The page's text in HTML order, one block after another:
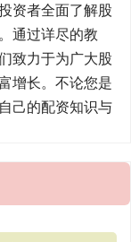
资者全面了解股
通过详尽的教
致力于为广大股
增长。不论您是
己的配资知识与